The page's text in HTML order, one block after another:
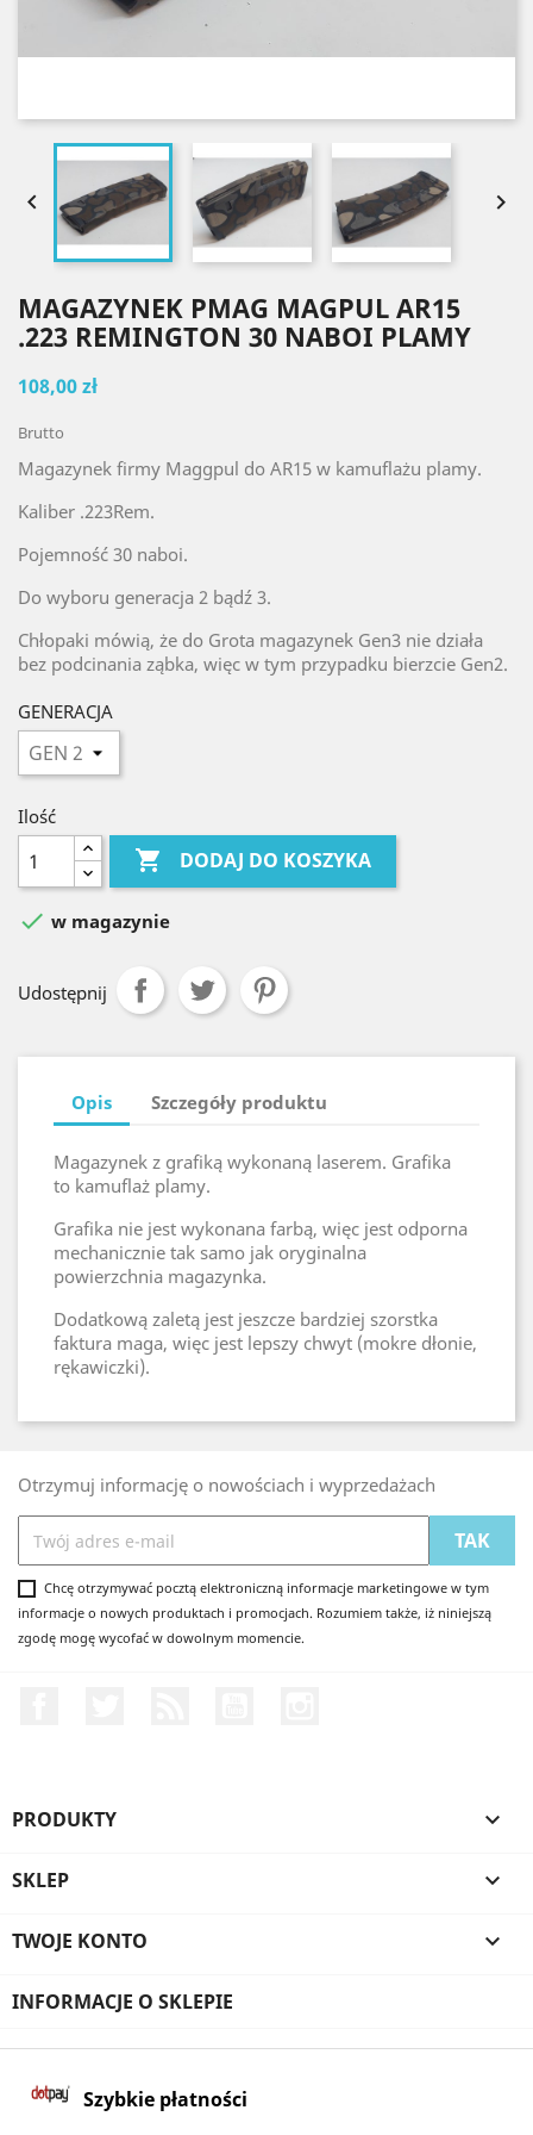
 
MAGAZYNEK PMAG MAGPUL AR15
.223 REMINGTON 30 NABOI PLAMY
108,00 zł
Brutto
Magazynek firmy Maggpul do AR15 w kamuflażu plamy.
Kaliber .223Rem.
Pojemność 30 naboi.
Do wyboru generacja 2 bądź 3.
Chłopaki mówią, że do Grota magazynek Gen3 nie działa
bez podcinania ząbka, więc w tym przypadku bierzcie Gen2.
GENERACJA
Ilość
 DODAJ DO KOSZYKA
 w magazynie
Udostępnij
Opis Szczegóły produktu
Magazynek z grafiką wykonaną laserem. Grafika
to kamuflaż plamy.
Grafika nie jest wykonana farbą, więc jest odporna
mechanicznie tak samo jak oryginalna
powierzchnia magazynka.
Dodatkową zaletą jest jeszcze bardziej szorstka
faktura maga, więc jest lepszy chwyt (mokre dłonie,
rękawiczki).
Otrzymuj informację o nowościach i wyprzedażach
Chcę otrzymywać pocztą elektroniczną informacje marketingowe w tym
informacje o nowych produktach i promocjach. Rozumiem także, iż niniejszą
zgodę mogę wycofać w dowolnym momencie.
PRODUKTY 
SKLEP 
TWOJE KONTO 
INFORMACJE O SKLEPIE
Szybkie płatności